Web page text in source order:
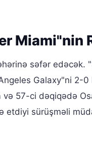
Miami"nin
səfər edəcək.
Galaxy"ni 2-
57-ci dəqiqədə
sürüşməli